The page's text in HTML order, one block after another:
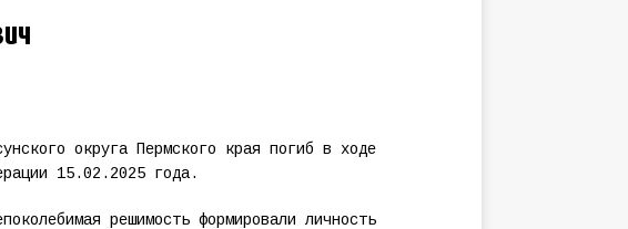
округа Пермского края погиб в ходе
15.02.2025 года.
решимость формировали личность